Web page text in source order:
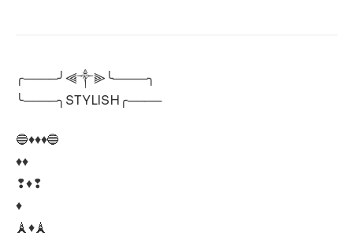
╭────╯⫷༒⫸╰────╮
╰────╮STYLISH╭────
🔵♦♦♦🔵
♦♦
❢♦❢
♦
🗼♦🗼